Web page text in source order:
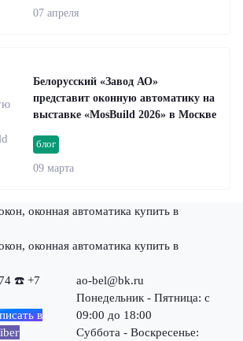
07 апреля
блог
09 марта
Белорусский «Завод АО»
представит оконную автоматику на
выставке «MosBuild 2026» в Москве
☎️ +7
в
ao-bel@bk.ru
Понедельник - Пятница: с
09:00 до 18:00
Суббота - Воскресенье: